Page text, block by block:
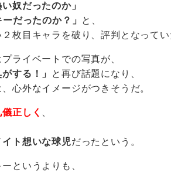
奴だったのか」
ーだったのか？」 と、
枚目キャラを破り、評判となって
ライベートでの写真が、
する！」
と再び話題になり、
心外なイメージがつきそうだ。
正しく
ト想いな球児だったという。
というよりも、